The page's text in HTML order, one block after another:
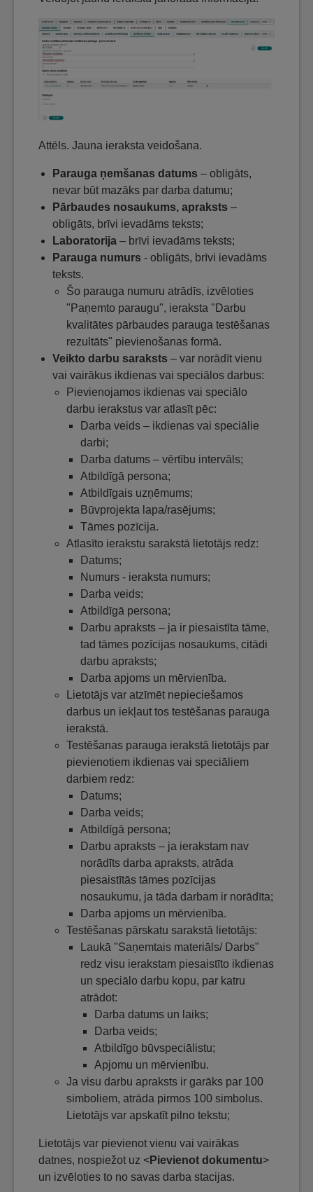
Attēls. Jauna ieraksta veidošana.
Parauga ņemšanas datums – obligāts,
nevar būt mazāks par darba datumu;
Pārbaudes nosaukums, apraksts –
obligāts, brīvi ievadāms teksts;
Laboratorija – brīvi ievadāms teksts;
Parauga numurs - obligāts, brīvi ievadāms
teksts.
Šo parauga numuru atrādīs, izvēloties
"Paņemto paraugu", ieraksta "Darbu
kvalitātes pārbaudes parauga testēšanas
rezultāts" pievienošanas formā.
Veikto darbu saraksts – var norādīt vienu
vai vairākus ikdienas vai speciālos darbus:
Pievienojamos ikdienas vai speciālo
darbu ierakstus var atlasīt pēc:
Darba veids – ikdienas vai speciālie
darbi;
Darba datums – vērtību intervāls;
Atbildīgā persona;
Atbildīgais uzņēmums;
Būvprojekta lapa/rasējums;
Tāmes pozīcija.
Atlasīto ierakstu sarakstā lietotājs redz:
Datums;
Numurs - ieraksta numurs;
Darba veids;
Atbildīgā persona;
Darbu apraksts – ja ir piesaistīta tāme,
tad tāmes pozīcijas nosaukums, citādi
darbu apraksts;
Darba apjoms un mērvienība.
Lietotājs var atzīmēt nepieciešamos
darbus un iekļaut tos testēšanas parauga
ierakstā.
Testēšanas parauga ierakstā lietotājs par
pievienotiem ikdienas vai speciāliem
darbiem redz:
Datums;
Darba veids;
Atbildīgā persona;
Darbu apraksts – ja ierakstam nav
norādīts darba apraksts, atrāda
piesaistītās tāmes pozīcijas
nosaukumu, ja tāda darbam ir norādīta;
Darba apjoms un mērvienība.
Testēšanas pārskatu sarakstā lietotājs:
Laukā "Saņemtais materiāls/ Darbs"
redz visu ierakstam piesaistīto ikdienas
un speciālo darbu kopu, par katru
atrādot:
Darba datums un laiks;
Darba veids;
Atbildīgo būvspeciālistu;
Apjomu un mērvienību.
Ja visu darbu apraksts ir garāks par 100
simboliem, atrāda pirmos 100 simbolus.
Lietotājs var apskatīt pilno tekstu;
Lietotājs var pievienot vienu vai vairākas
datnes, nospiežot uz <Pievienot dokumentu>
un izvēloties to no savas darba stacijas.